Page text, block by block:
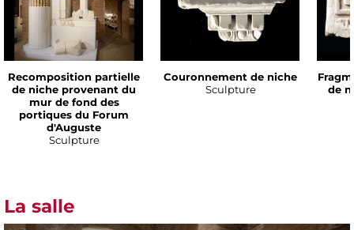
Recomposition partielle
de niche provenant du
mur de fond des
portiques du Forum
d'Auguste
Sculpture
Couronnement de niche
Sculpture
de
La salle